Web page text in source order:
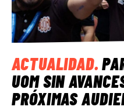
ACTUALIDAD.
UOM SIN
PRÓXIMAS